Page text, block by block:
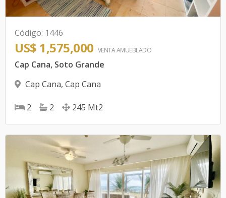
Código: 1446
US$ 1,575,000 VENTA AMUEBLADO
Cap Cana, Soto Grande
Cap Cana, Cap Cana
2 2 245 Mt2